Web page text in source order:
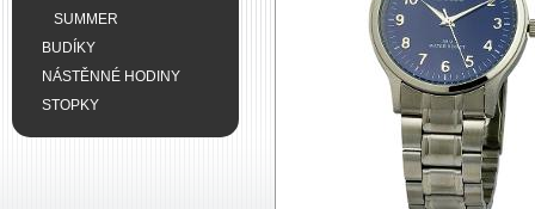
SUMMER
BUDÍKY
NÁSTĚNNÉ HODINY
STOPKY